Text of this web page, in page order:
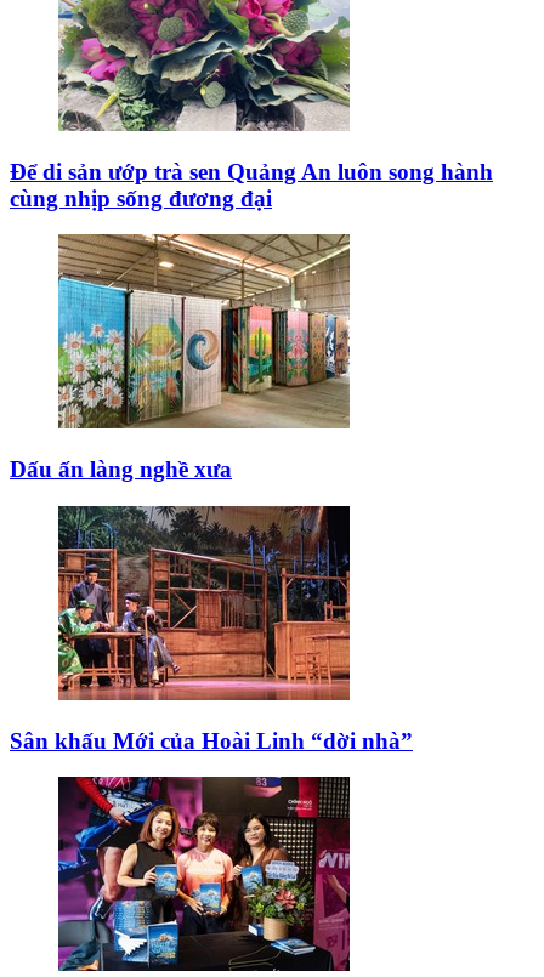
Để di sản ướp trà sen Quảng An luôn song hành
cùng nhịp sống đương đại
Dấu ấn làng nghề xưa
Sân khấu Mới của Hoài Linh “dời nhà”